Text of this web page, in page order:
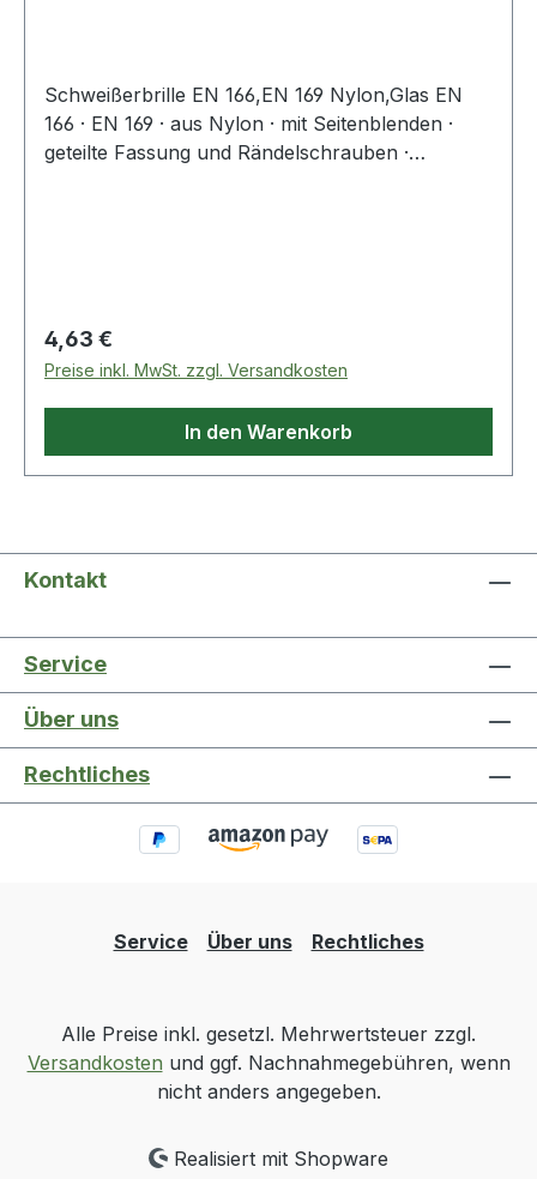
Schweißerbrille EN 166,EN 169 Nylon,Glas EN
166 · EN 169 · aus Nylon · mit Seitenblenden ·
geteilte Fassung und Rändelschrauben ·
Regulärer Preis:
4,63 €
Preise inkl. MwSt. zzgl. Versandkosten
In den Warenkorb
Kontakt
Service
Über uns
Rechtliches
Service Über uns Rechtliches
Alle Preise inkl. gesetzl. Mehrwertsteuer zzgl.
Versandkosten und ggf. Nachnahmegebühren, wenn
nicht anders angegeben.
Realisiert mit Shopware